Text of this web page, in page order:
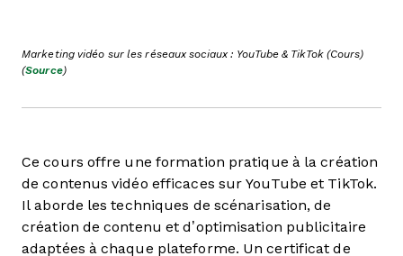
Marketing vidéo sur les réseaux sociaux : YouTube & TikTok (Cours)
(Source)
Ce cours offre une formation pratique à la création
de contenus vidéo efficaces sur YouTube et TikTok.
Il aborde les techniques de scénarisation, de
création de contenu et d’optimisation publicitaire
adaptées à chaque plateforme. Un certificat de